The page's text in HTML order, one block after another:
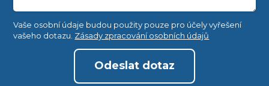
Vaše osobní údaje budou použity pouze pro účely vyřešení
vašeho dotazu. Zásady zpracování osobních údajů
Odeslat dotaz